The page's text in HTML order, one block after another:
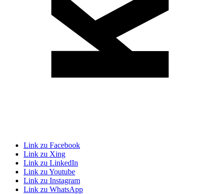
Link zu Facebook
Link zu Xing
Link zu LinkedIn
Link zu Youtube
Link zu Instagram
Link zu WhatsApp